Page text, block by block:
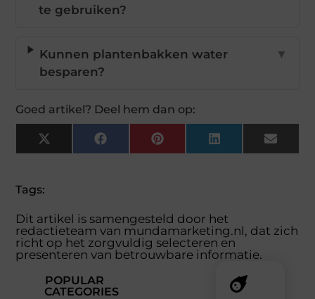
te gebruiken?
Kunnen plantenbakken water
besparen?
▼
Goed artikel? Deel hem dan op:
X
(Twitter)
FacebookPinterestLinkedInEmail
Tags:
Dit artikel is samengesteld door het
redactieteam van mundamarketing.nl, dat zich
richt op het zorgvuldig selecteren en
presenteren van betrouwbare informatie.
POPULAR
CATEGORIES